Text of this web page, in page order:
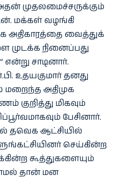
முதலமைச்சருக்கும்
மக்கள் வழங்கி
அதிகாரத்தை வைத்துக்
முடக்க நினைப்பது
சாடினார்.
உதயகுமார் தனது
அதிமுக
குறித்து மிகவும்
பேசினார்.
தவெக ஆட்சியில்
செய்கின்ற
கூத்துகளையும்
தான் மன